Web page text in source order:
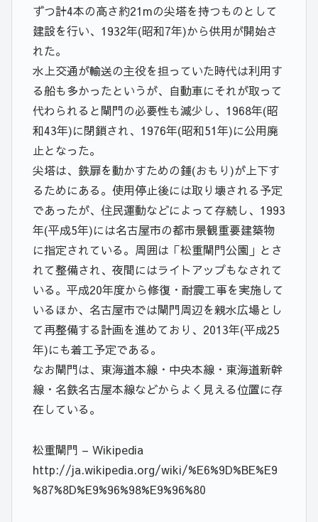
ずつ計4本の高さ約21mの尖塔を持つものとして
建設を行い、1932年(昭和7年)から供用が開始さ
れた。
水上交通が輸送の主役を担っていた時代は利用す
る船も多かったというが、自動車にそれが取って
代わられると閘門の必要性も減少し、1968年(昭
和43年)に閉鎖され、1976年(昭和51年)に公用廃
止となった。
尖塔は、鉄扉を動かすための錘(おもり)が上下す
るためにある。使用停止後には取り壊される予定
であったが、住民運動などによって存続し、1993
年(平成5年)には名古屋市の都市景観重要建築物
に指定されている。周囲は「松重閘門公園」とさ
れて整備され、夜間にはライトアップもなされて
いる。平成20年度から修復・耐震工事を実施して
いるほか、名古屋市では閘門周辺を親水広場とし
て再整備する計画を進めており、2013年(平成25
年)にも着工予定である。
なお閘門は、東海道本線・中央本線・東海道新幹
線・名鉄名古屋本線などからよく見える位置に存
在している。
松重閘門 – Wikipedia
http://ja.wikipedia.org/wiki/%E6%9D%BE%E9
%87%8D%E9%96%98%E9%96%80